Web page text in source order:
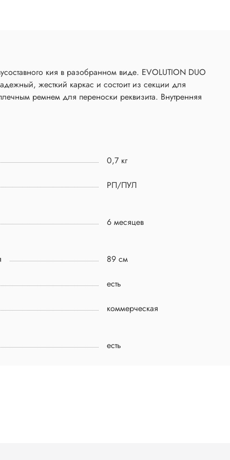
кия в разобранном виде. EVOLUTION DUO
жесткий каркас и состоит из секции для
ремнем для переноски реквизита. Внутренняя
0,7 кг
РП/ПУЛ
6 месяцев
89 см
есть
коммерческая
есть